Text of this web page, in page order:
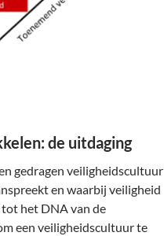
de uitdaging
gedragen veiligheidscultuur
en waarbij veiligheid
het DNA van de
een veiligheidscultuur te